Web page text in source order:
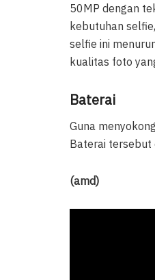
50MP dengan
kebutuhan
selfie ini
kualitas foto
Baterai
Guna
Baterai tersebut
(amd)